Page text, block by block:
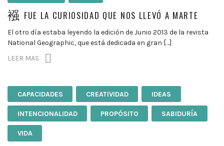
FUE LA CURIOSIDAD QUE NOS LLEVÓ A MARTE
El otro día estaba leyendo la edición de Junio 2013 de la revista
National Geographic, que está dedicada en gran […]
LEER MAS
CAPACIDADES CREATIVIDAD IDEAS
INTENCIONALIDAD PROPÓSITO SABIDURÍA
VIDA